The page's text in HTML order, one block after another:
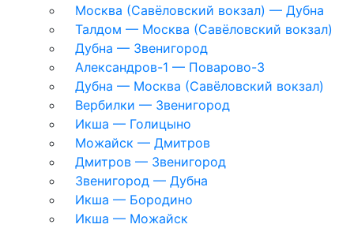
Москва (Савёловский вокзал) — Дубна
Талдом — Москва (Савёловский вокзал)
Дубна — Звенигород
Александров-1 — Поварово-3
Дубна — Москва (Савёловский вокзал)
Вербилки — Звенигород
Икша — Голицыно
Можайск — Дмитров
Дмитров — Звенигород
Звенигород — Дубна
Икша — Бородино
Икша — Можайск